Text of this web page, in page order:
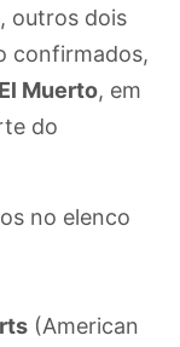
outros dois
confirmados,
El Muerto, em
do
no elenco
(American